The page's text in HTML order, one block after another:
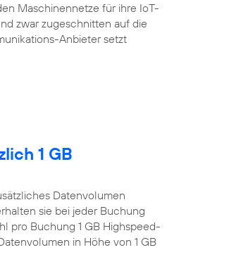
Maschinennetze für ihre IoT-
zwar zugeschnitten auf die
Anbieter setzt
1 GB
Datenvolumen
sie bei jeder Buchung
pro Buchung 1 GB Highspeed-
in Höhe von 1 GB